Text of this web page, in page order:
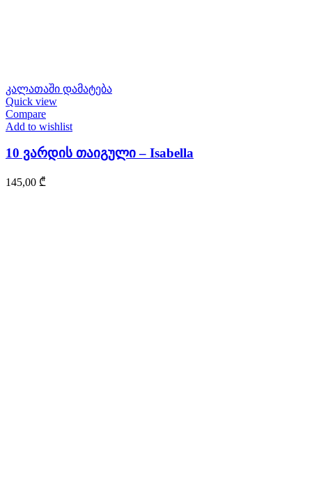
კალათაში დამატება
Quick view
Compare
Add to wishlist
10 ვარდის თაიგული – Isabella
145,00 ₾